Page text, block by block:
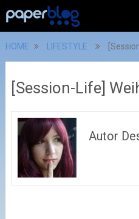
HOME LIFESTYLE
[Session-Life]
Autor